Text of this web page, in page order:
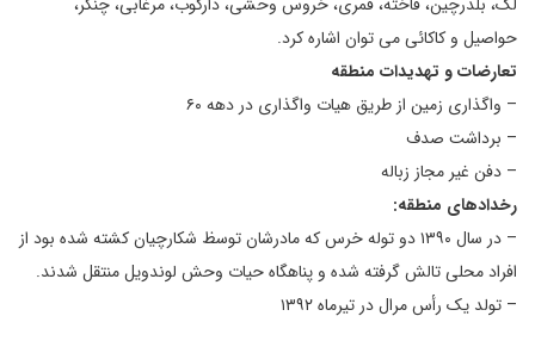
حواصیل و کاکائی می توان اشاره کرد.
تعارضات و تهدیدات منطقه
– واگذاری زمین از طریق هیات واگذاری در دهه ۶۰
– برداشت صدف
– دفن غیر مجاز زباله
رخدادهای منطقه:
– در سال ۱۳۹۰ دو توله خرس که مادرشان توسظ شکارچیان کشته شده بود از
افراد محلی تالش گرفته شده و پناهگاه حیات وحش لوندویل منتقل شدند.
– تولد یک رأس مرال در تیرماه ۱۳۹۲